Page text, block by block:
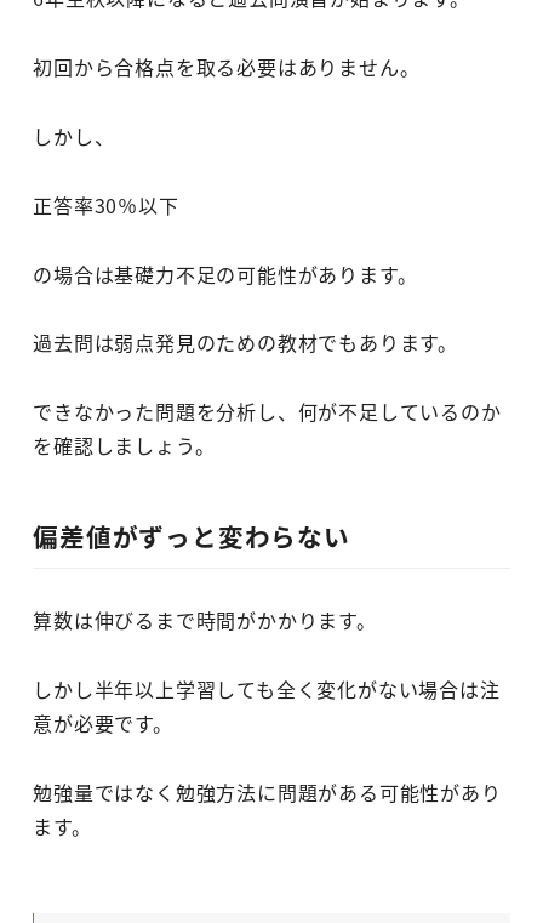
初回から合格点を取る必要はありません。
しかし、
正答率30％以下
の場合は基礎力不足の可能性があります。
過去問は弱点発見のための教材でもあります。
できなかった問題を分析し、何が不足しているのか
を確認しましょう。
偏差値がずっと変わらない
算数は伸びるまで時間がかかります。
しかし半年以上学習しても全く変化がない場合は注
意が必要です。
勉強量ではなく勉強方法に問題がある可能性があり
ます。